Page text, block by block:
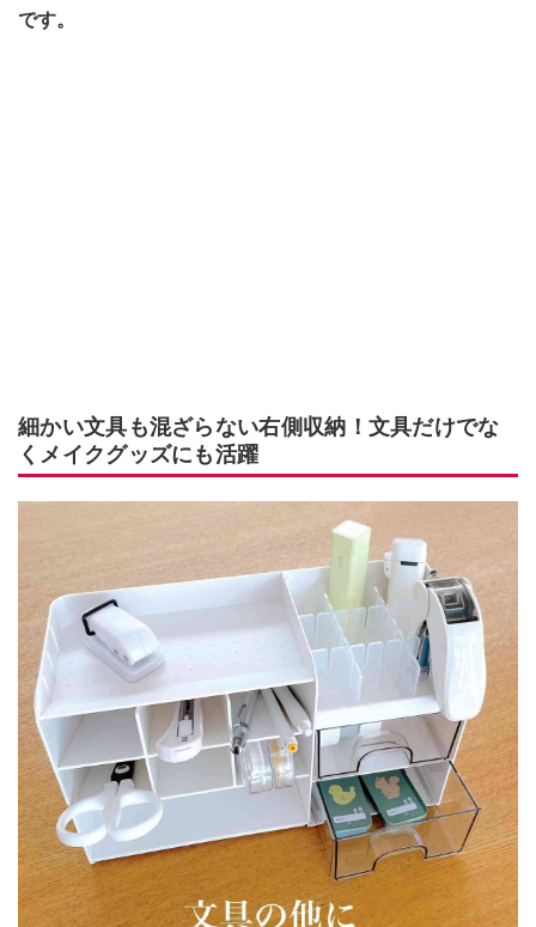
です。
細かい文具も混ざらない右側収納！文具だけでな
くメイクグッズにも活躍